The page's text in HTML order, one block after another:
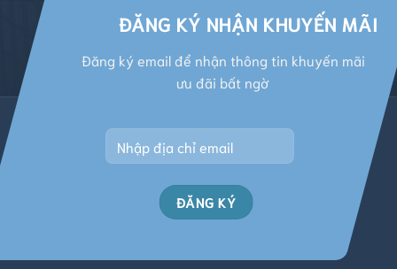
ĐĂNG KÝ NHẬN KHUYẾN MÃI
Đăng ký email để nhận thông tin khuyến mãi
ưu đãi bất ngờ